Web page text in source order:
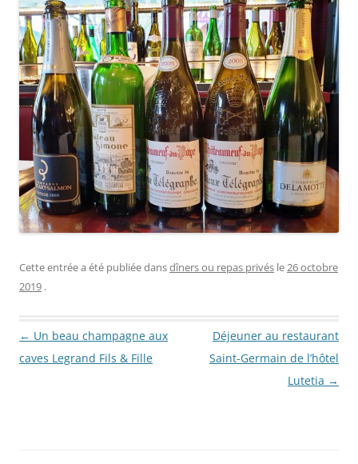
Cette entrée a été publiée dansdîners ou repas privés le26 octobre
2019 .
Navigation des articles
← Un beau champagne aux
caves Legrand Fils & Fille
Déjeuner au restaurant
Saint-Germain de l’hôtel
Lutetia →